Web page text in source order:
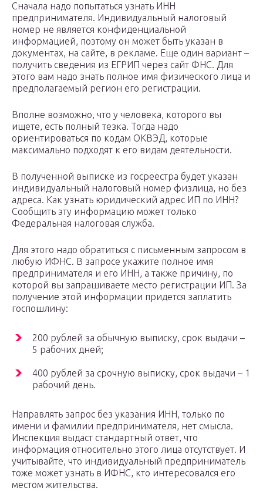
Сначала надо попытаться узнать ИНН
предпринимателя. Индивидуальный налоговый
номер не является конфиденциальной
информацией, поэтому он может быть указан в
документах, на сайте, в рекламе. Еще один вариант –
получить сведения из ЕГРИП через сайт ФНС. Для
этого вам надо знать полное имя физического лица и
предполагаемый регион его регистрации.
Вполне возможно, что у человека, которого вы
ищете, есть полный тезка. Тогда надо
ориентироваться по кодам ОКВЭД, которые
максимально подходят к его видам деятельности.
В полученной выписке из госреестра будет указан
индивидуальный налоговый номер физлица, но без
адреса. Как узнать юридический адрес ИП по ИНН?
Сообщить эту информацию может только
Федеральная налоговая служба.
Для этого надо обратиться с письменным запросом в
любую ИФНС. В запросе укажите полное имя
предпринимателя и его ИНН, а также причину, по
которой вы запрашиваете место регистрации ИП. За
получение этой информации придется заплатить
госпошлину:
200 рублей за обычную выписку, срок выдачи –
5 рабочих дней;
400 рублей за срочную выписку, срок выдачи – 1
рабочий день.
Направлять запрос без указания ИНН, только по
имени и фамилии предпринимателя, нет смысла.
Инспекция выдаст стандартный ответ, что
информация относительно этого лица отсутствует. И
учитывайте, что индивидуальный предприниматель
тоже может узнать в ИФНС, кто интересовался его
местом жительства.